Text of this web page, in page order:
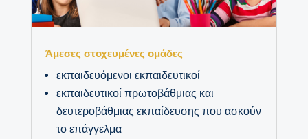
Άμεσες στοχευμένες ομάδες
εκπαιδευόμενοι εκπαιδευτικοί
εκπαιδευτικοί πρωτοβάθμιας και
δευτεροβάθμιας εκπαίδευσης που ασκούν
το επάγγελμα